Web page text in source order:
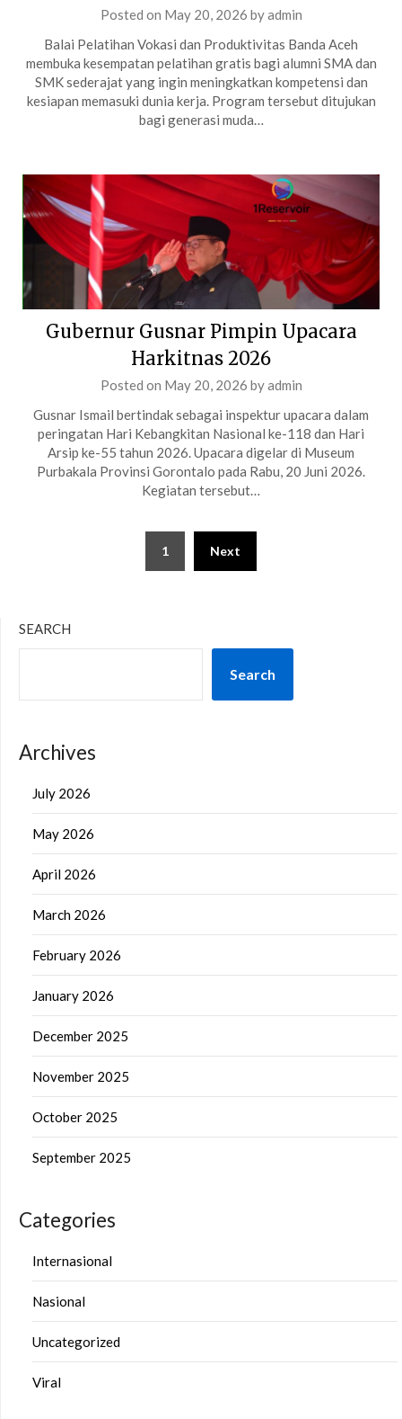
Posted on May 20, 2026 byadmin
Balai Pelatihan Vokasi dan Produktivitas Banda Aceh
membuka kesempatan pelatihan gratis bagi alumni SMA dan
SMK sederajat yang ingin meningkatkan kompetensi dan
kesiapan memasuki dunia kerja. Program tersebut ditujukan
bagi generasi muda…
Gubernur Gusnar Pimpin Upacara
Harkitnas 2026
Posted on May 20, 2026 byadmin
Gusnar Ismail bertindak sebagai inspektur upacara dalam
peringatan Hari Kebangkitan Nasional ke-118 dan Hari
Arsip ke-55 tahun 2026. Upacara digelar di Museum
Purbakala Provinsi Gorontalo pada Rabu, 20 Juni 2026.
Kegiatan tersebut…
1 Next
SEARCH
Search
Archives
July 2026
May 2026
April 2026
March 2026
February 2026
January 2026
December 2025
November 2025
October 2025
September 2025
Categories
Internasional
Nasional
Uncategorized
Viral